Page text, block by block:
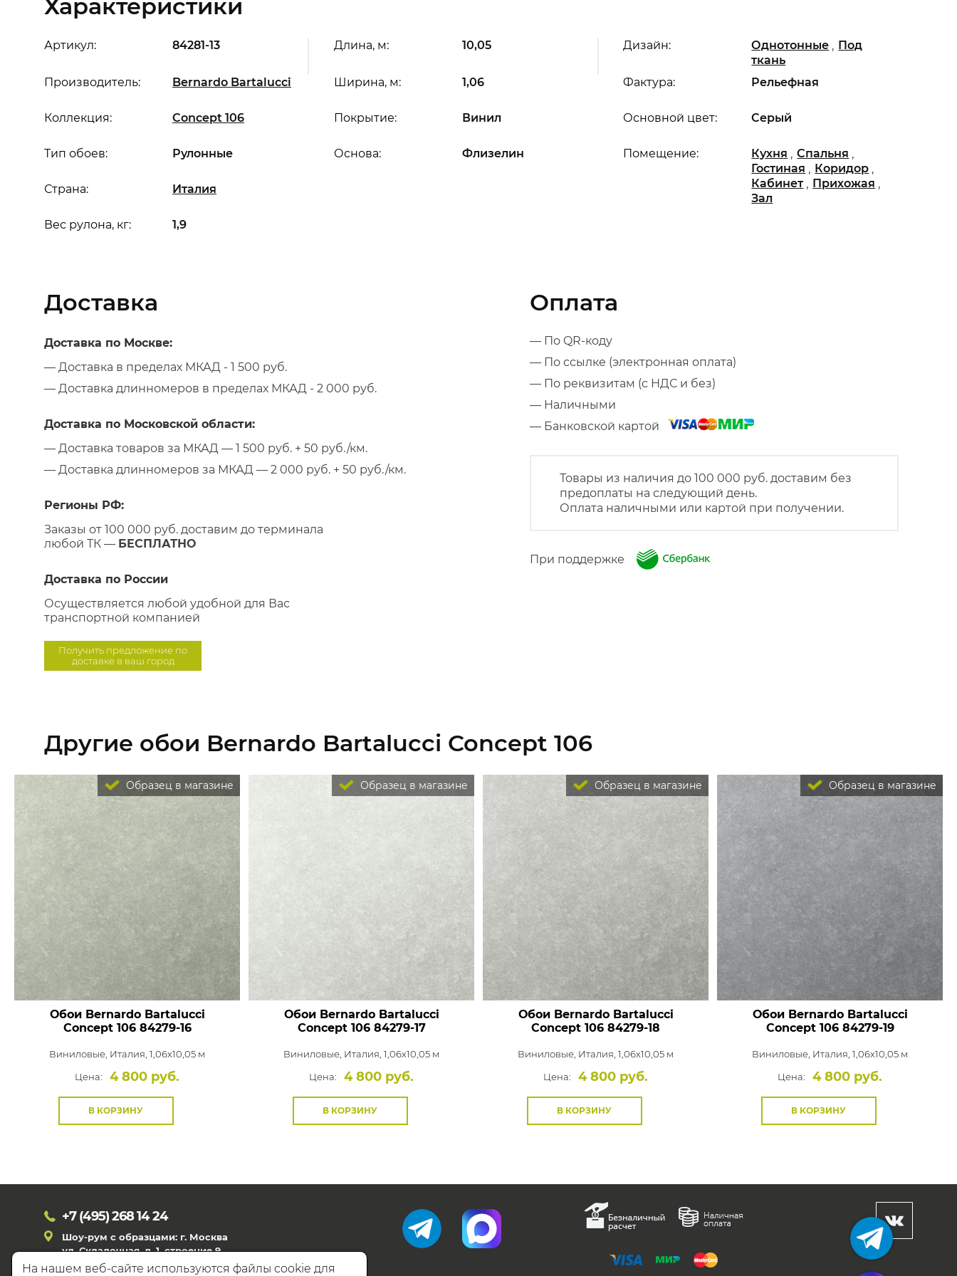
Характеристики
Артикул: 84281-13
Производитель: Bernardo Bartalucci
Коллекция: Concept 106
Длина, м: 10,05
Ширина, м: 1,06
Вес рулона, кг: 1,9
Основной цвет: Серый
Дизайн: Однотонные , Под
ткань
Основа: Флизелин
Покрытие: Винил
Помещение: Кухня ,Спальня ,
Гостиная , Коридор ,
Кабинет , Прихожая ,
Зал
Страна: Италия
Тип обоев: Рулонные
Фактура: Рельефная
Доставка
Доставка по Москве:
— Доставка в пределах МКАД - 1 500 руб.
— Доставка длинномеров в пределах МКАД - 2 000 руб.
Доставка по Московской области:
— Доставка товаров за МКАД — 1 500 руб. + 50 руб./км.
— Доставка длинномеров за МКАД — 2 000 руб. + 50 руб./км.
Регионы РФ:
Заказы от 100 000 руб. доставим до терминала
любой ТК — БЕСПЛАТНО
Доставка по России
Осуществляется любой удобной для Вас
транспортной компанией
Получить предложение по
доставке в ваш город
Оплата
— По QR-коду
— По ссылке (электронная оплата)
— По реквизитам (с НДС и без)
— Наличными
— Банковской картой
Товары из наличия до 100 000 руб. доставим без
предоплаты на следующий день.
Оплата наличными или картой при получении.
При поддержке
Другие обои Bernardo Bartalucci Concept 106
Образец в магазине
Обои Bernardo Bartalucci
Concept 10684279-16
Виниловые, Италия, 1,06x10,05 м
Цена:
4 800 руб.
В КОРЗИНУ
Образец в магазине
Обои Bernardo Bartalucci
Concept 10684279-17
Виниловые, Италия, 1,06x10,05 м
Цена:
4 800 руб.
В КОРЗИНУ
Образец в магазине
Обои Bernardo Bartalucci
Concept 106 84279-18
Виниловые, Италия, 1,06x10,05 м
Цена:
4 800 руб.
В КОРЗИНУ
Образец в магазине
Обои Bernardo Bartalucci
Concept 10684279-19
Виниловые, Италия, 1,06x10,05 м
Цена:
4 800 руб.
В КОРЗИНУ
+7 (495)268 14 24
Шоу-рум с образцами: г. Москва
ул. Складочная, д. 1, строение 9
На нашем веб-сайте используются файлы cookie для